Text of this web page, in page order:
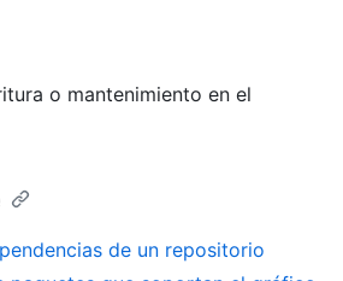
o mantenimiento en el
de un repositorio